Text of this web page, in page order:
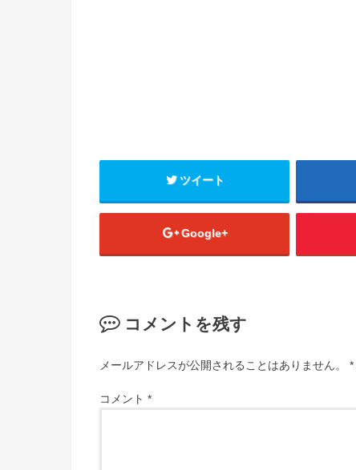
ツイート
Google+
コメントを残す
メールアドレスが公開されることはありません。 *
コメント *